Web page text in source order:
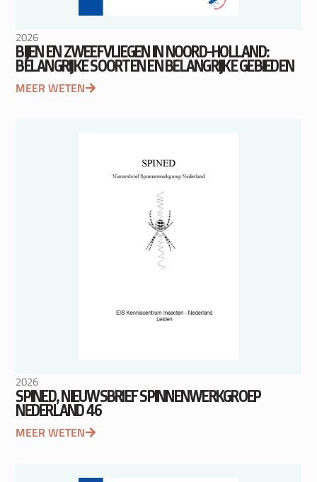
2026
BIJEN EN ZWEEFVLIEGEN IN NOORD-HOLLAND:
BELANGRIJKE SOORTEN EN BELANGRIJKE GEBIEDEN
MEER WETEN
2026
SPINED, NIEUWSBRIEF SPINNENWERKGROEP
NEDERLAND 46
MEER WETEN